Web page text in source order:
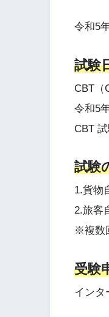
令和5
試験
CBT（
令和5
CBT
試験
1.貨物
2.旅客
※複数
受験
インタ